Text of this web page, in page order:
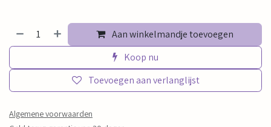
Aan winkelmandje toevoegen
Koop nu
Toevoegen aan verlanglijst
Algemene voorwaarden